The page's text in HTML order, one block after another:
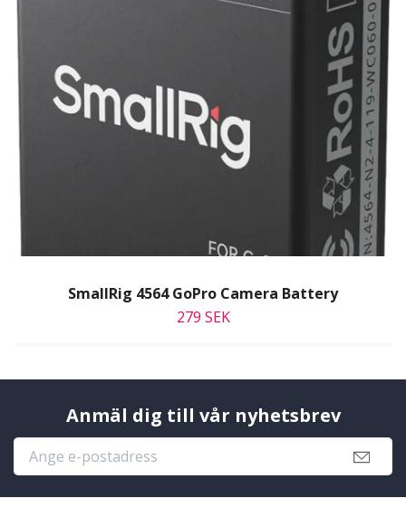
SmallRig 4564 GoPro Camera Battery
279 SEK
Anmäl dig till vår nyhetsbrev